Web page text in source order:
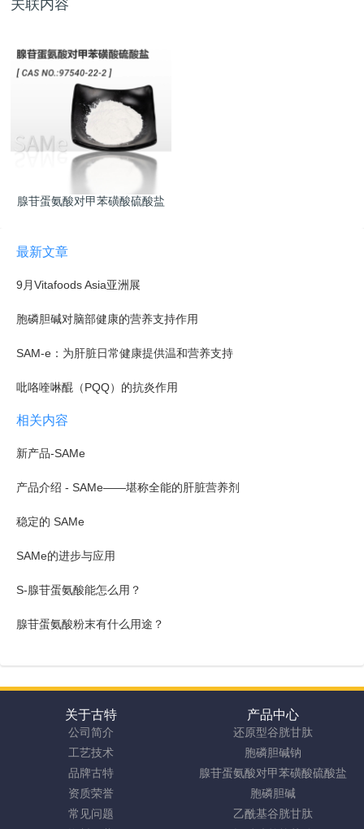
关联内容
腺苷蛋氨酸对甲苯磺酸硫酸盐
最新文章
9月Vitafoods Asia亚洲展
胞磷胆碱对脑部健康的营养支持作用
SAM-e：为肝脏日常健康提供温和营养支持
吡咯喹啉醌（PQQ）的抗炎作用
相关内容
新产品-SAMe
产品介绍 - SAMe——堪称全能的肝脏营养剂
稳定的 SAMe
SAMe的进步与应用
S-腺苷蛋氨酸能怎么用？
腺苷蛋氨酸粉末有什么用途？
关于古特
公司简介
工艺技术
品牌古特
资质荣誉
常见问题
产品中心
还原型谷胱甘肽
胞磷胆碱钠
腺苷蛋氨酸对甲苯磺酸硫酸盐
胞磷胆碱
乙酰基谷胱甘肽